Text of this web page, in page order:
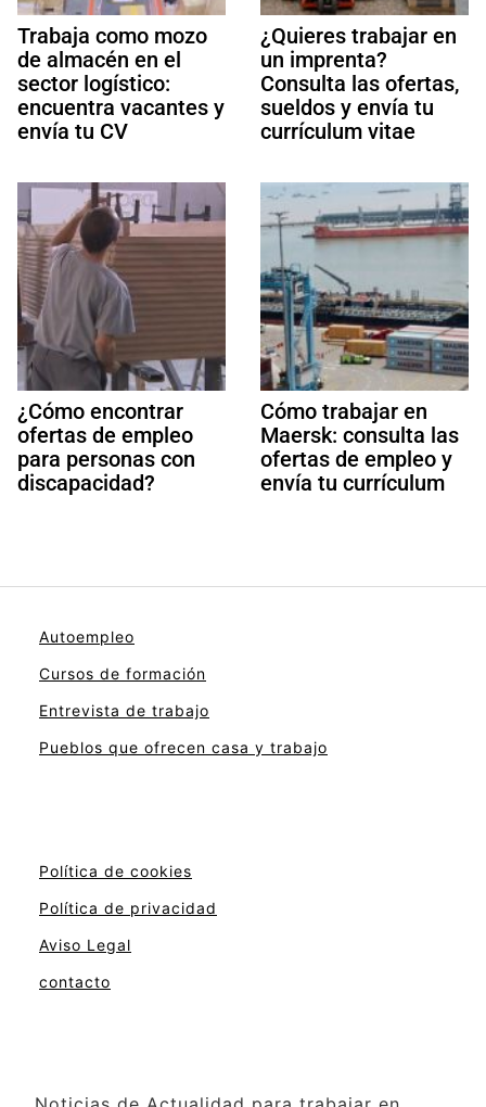
Trabaja como mozo
de almacén en el
sector logístico:
encuentra vacantes y
envía tu CV
¿Quieres trabajar en
un imprenta?
Consulta las ofertas,
sueldos y envía tu
currículum vitae
¿Cómo encontrar
ofertas de empleo
para personas con
discapacidad?
Cómo trabajar en
Maersk: consulta las
ofertas de empleo y
envía tu currículum
Autoempleo
Cursos de formación
Entrevista de trabajo
Pueblos que ofrecen casa y trabajo
Política de cookies
Política de privacidad
Aviso Legal
contacto